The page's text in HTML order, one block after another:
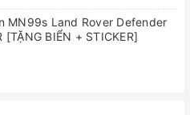
MN99s Land Rover Defender
[TẶNG BIỂN + STICKER]